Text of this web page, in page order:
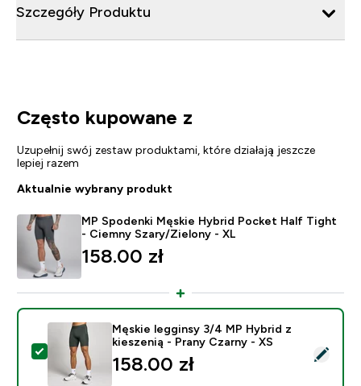
Szczegóły Produktu
Często kupowane z
Uzupełnij swój zestaw produktami, które działają jeszcze
lepiej razem
Aktualnie wybrany produkt
MP Spodenki Męskie Hybrid Pocket Half Tight
- Ciemny Szary/Zielony - XL
158.00 zł‎
Wybierz ten produkt - Męskie legginsy 3/4 MP Hybrid
Męskie legginsy 3/4 MP Hybrid z
kieszenią - Prany Czarny - XS
158.00 zł‎